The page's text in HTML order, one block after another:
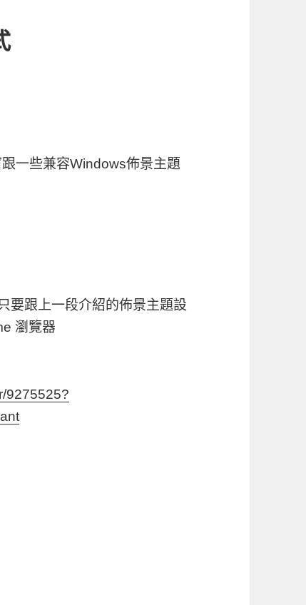
一些兼容Windows佈景主題
要跟上一段介紹的佈景主題設
瀏覽器
9275525?